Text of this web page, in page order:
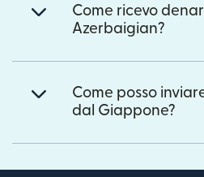
Come ricevo
Azerbaigian?
Come posso
dal Giappone?